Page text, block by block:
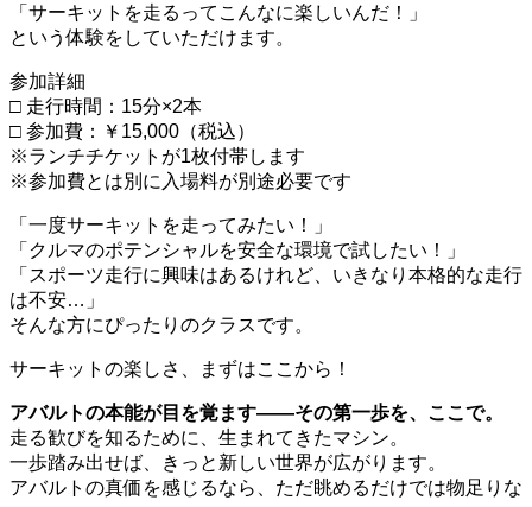
「サーキットを走るってこんなに楽しいんだ！」
という体験をしていただけます。
参加詳細
□ 走行時間：15分×2本
□ 参加費：￥15,000（税込）
※ランチチケットが1枚付帯します
※参加費とは別に入場料が別途必要です
「一度サーキットを走ってみたい！」
「クルマのポテンシャルを安全な環境で試したい！」
「スポーツ走行に興味はあるけれど、いきなり本格的な走行
は不安…」
そんな方にぴったりのクラスです。
サーキットの楽しさ、まずはここから！
アバルトの本能が目を覚ます——その第一歩を、ここで。
走る歓びを知るために、生まれてきたマシン。
一歩踏み出せば、きっと新しい世界が広がります。
アバルトの真価を感じるなら、ただ眺めるだけでは物足りな